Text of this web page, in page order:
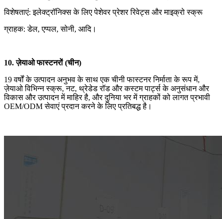
विशेषताएं: इलेक्ट्रॉनिक्स के लिए पेशेवर प्रेशर रिवेट्स और माइक्रो स्क्रू
ग्राहक: डेल, एप्पल, सोनी, आदि।
10. ज़ेयाओ फास्टनरों (चीन)
19 वर्षों के उत्पादन अनुभव के साथ एक चीनी फास्टनर निर्माता के रूप में,
ज़ेयाओ विभिन्न स्क्रू, नट, थ्रेडेड रॉड और कस्टम पार्ट्स के अनुसंधान और
विकास और उत्पादन में माहिर है, और दुनिया भर में ग्राहकों को लागत प्रभावी
OEM/ODM सेवाएं प्रदान करने के लिए प्रतिबद्ध है।